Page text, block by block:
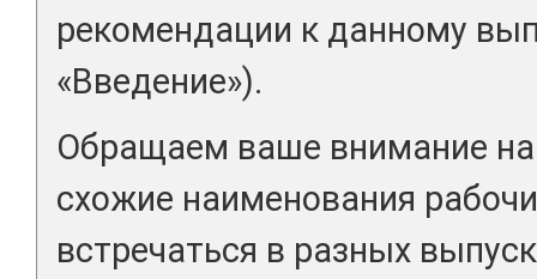
рекомендации к данному
«Введение»).
Обращаем ваше внимание на
схожие наименования
встречаться в разных